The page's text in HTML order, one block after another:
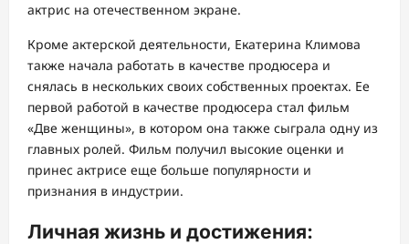
актрис на отечественном экране.
Кроме актерской деятельности, Екатерина Климова
также начала работать в качестве продюсера и
снялась в нескольких своих собственных проектах. Ее
первой работой в качестве продюсера стал фильм
«Две женщины», в котором она также сыграла одну из
главных ролей. Фильм получил высокие оценки и
принес актрисе еще больше популярности и
признания в индустрии.
Личная жизнь и достижения: